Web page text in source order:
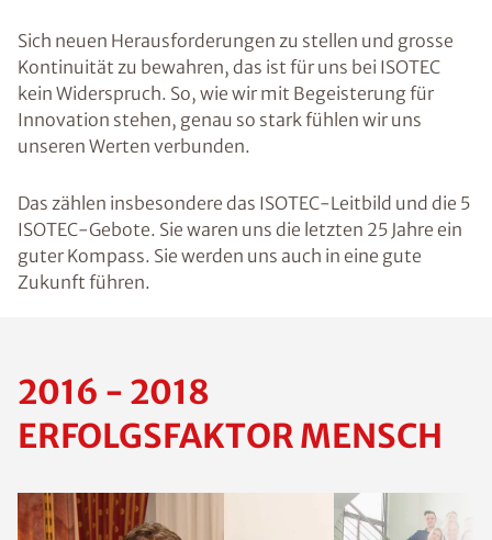
Sich neuen Herausforderungen zu stellen und grosse
Kontinuität zu bewahren, das ist für uns bei ISOTEC
kein Widerspruch. So, wie wir mit Begeisterung für
Innovation stehen, genau so stark fühlen wir uns
unseren Werten verbunden.
Das zählen insbesondere das ISOTEC-Leitbild und die 5
ISOTEC-Gebote. Sie waren uns die letzten 25 Jahre ein
guter Kompass. Sie werden uns auch in eine gute
Zukunft führen.
2016 - 2018
ERFOLGSFAKTOR MENSCH